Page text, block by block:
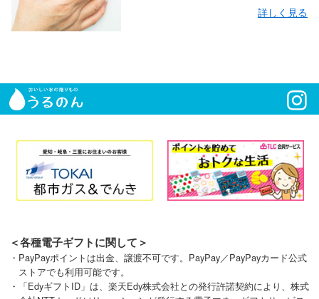
詳しく見る
＜各種電子ギフトに関して＞
・PayPayポイントは出金、譲渡不可です。PayPay／PayPayカード公式
ストアでも利用可能です。
・「EdyギフトID」は、楽天Edy株式会社との発行許諾契約により、株式